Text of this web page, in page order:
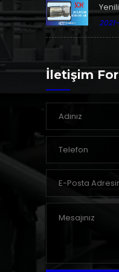
İletişim